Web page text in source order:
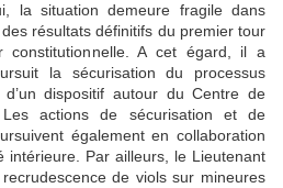
la situation demeure fragile dans
résultats définitifs du premier tour
constitutionnelle. A cet égard, il a
la sécurisation du processus
dispositif autour du Centre de
actions de sécurisation et de
également en collaboration
intérieure. Par ailleurs, le Lieutenant
de viols sur mineures